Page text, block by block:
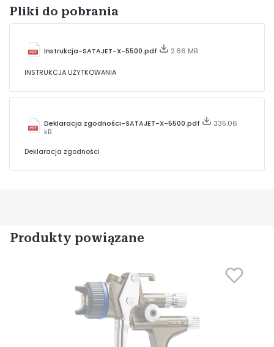
Pliki do pobrania
Instrukcja-SATAJET-X-5500.pdf 2.66 MB
INSTRUKCJA UŻYTKOWANIA
Deklaracja zgodności-SATAJET-X-5500.pdf
335.06
kB
Deklaracja zgodności
Produkty powiązane